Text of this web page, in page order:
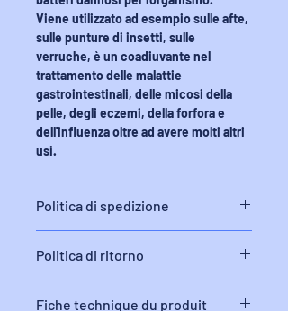
Viene utilizzato ad esempio sulle afte,
sulle punture di insetti, sulle
verruche, è un coadiuvante nel
trattamento delle malattie
gastrointestinali, delle micosi della
pelle, degli eczemi, della forfora e
dell'influenza oltre ad avere molti altri
usi.
Politica di spedizione
Politica di ritorno
Fiche technique du produit